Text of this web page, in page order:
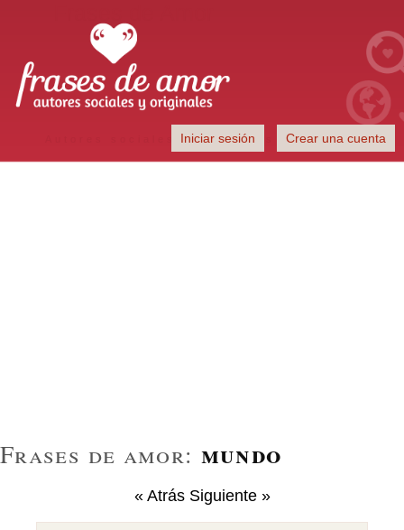
Autores sociales y originales
Iniciar sesión Crear una cuenta
Frases de amor: mundo
« Atrás Siguiente »